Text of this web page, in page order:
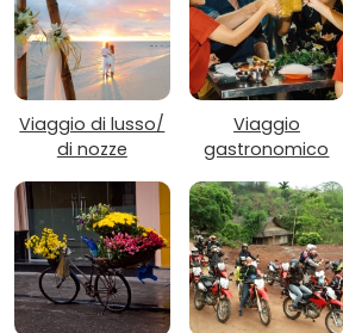
Viaggio di lusso/
di nozze
Viaggio
gastronomico